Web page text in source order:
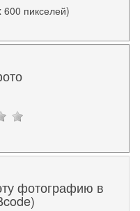
пикселей)
фотографию в